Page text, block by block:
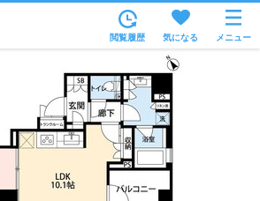
住所から
家賃相場から
通勤通学時間から
物件特集から
閲覧履歴 気になる メニュー